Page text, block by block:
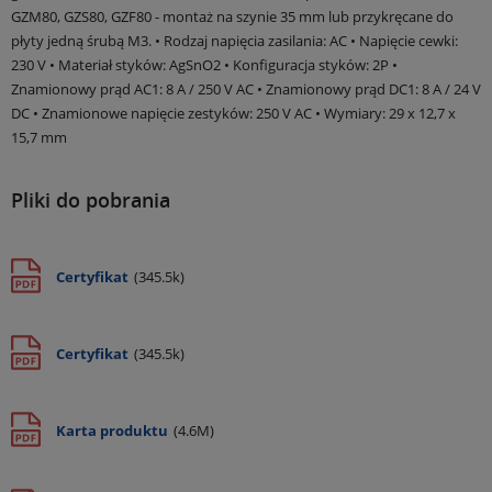
GZM80, GZS80, GZF80 - montaż na szynie 35 mm lub przykręcane do
płyty jedną śrubą M3. • Rodzaj napięcia zasilania: AC • Napięcie cewki:
230 V • Materiał styków: AgSnO2 • Konfiguracja styków: 2P •
Znamionowy prąd AC1: 8 A / 250 V AC • Znamionowy prąd DC1: 8 A / 24 V
DC • Znamionowe napięcie zestyków: 250 V AC • Wymiary: 29 x 12,7 x
15,7 mm
Pliki do pobrania
Certyfikat (345.5k)
Certyfikat (345.5k)
Karta produktu (4.6M)